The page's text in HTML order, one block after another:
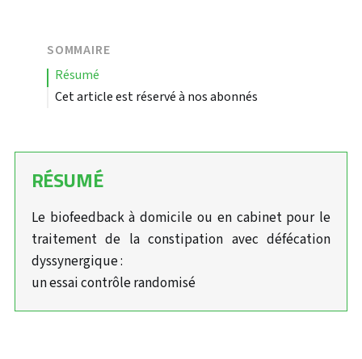
SOMMAIRE
résumé
Cet article est réservé à nos abonnés
RÉSUMÉ
Le biofeedback à domicile ou en cabinet pour le
traitement de la constipation avec défécation
dyssynergique :
un essai contrôle randomisé